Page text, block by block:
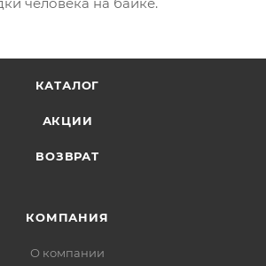
КАТАЛОГ
АКЦИИ
ВОЗВРАТ
КОМПАНИЯ
О компании